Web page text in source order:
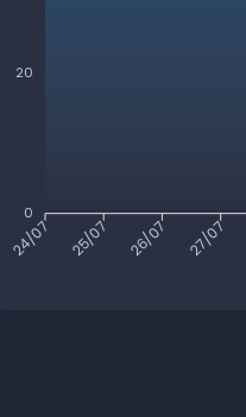
20
0
24/07 25/07 26/07 27/07